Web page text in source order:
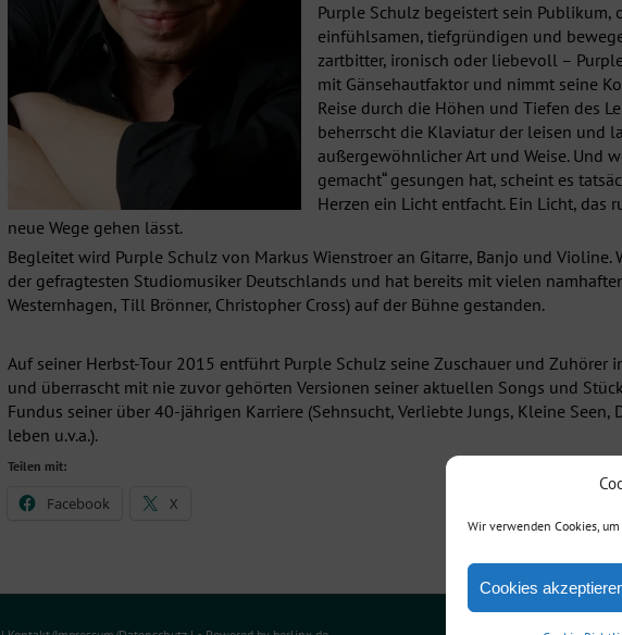
Wir verwenden Cookies,
Cookies
Purple Schulz begeistert sein Publikum,
einfühlsamen, tiefgründigen und
zartbitter, ironisch oder liebevoll –
mit Gänsehautfaktor und nimmt seine
Reise durch die Höhen und Tiefen des
beherrscht die Klaviatur der leisen und
außergewöhnlicher Art und Weise. Und
gemacht“ gesungen hat, scheint es
Herzen ein Licht entfacht. Ein Licht, das
neue Wege gehen lässt.
Begleitet wird Purple Schulz von Markus Wienstroer an Gitarre, Banjo und Violine.
der gefragtesten Studiomusiker Deutschlands und hat bereits mit vielen
Westernhagen, Till Brönner, Christopher Cross) auf der Bühne gestanden.
Auf seiner Herbst-Tour 2015 entführt Purple Schulz seine Zuschauer und Zuhörer
und überrascht mit nie zuvor gehörten Versionen seiner aktuellen Songs und
Fundus seiner über 40-jährigen Karriere (Sehnsucht, Verliebte Jungs, Kleine Seen,
leben u.v.a.).
Teilen mit:
Facebook X